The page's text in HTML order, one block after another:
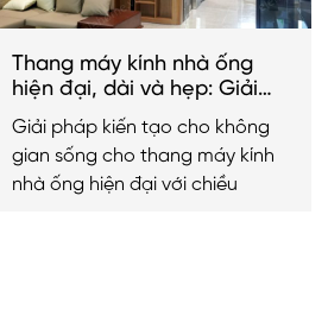
Thang máy kính nhà ống
hiện đại, dài và hẹp: Giải
pháp kiến tạo không gian
sống 2026
Giải pháp kiến tạo cho không
gian sống cho thang máy kính
nhà ống hiện đại với chiều